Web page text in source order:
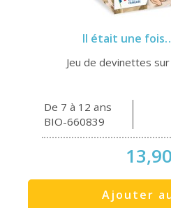
Il était une
Jeu de devinettes
De 7 à 12 ans
BIO-660839
Ajouter